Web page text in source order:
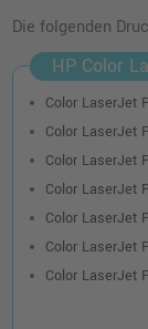
Die folgenden
HP Color
Color LaserJet
Color LaserJet
Color LaserJet
Color LaserJet
Color LaserJet
Color LaserJet
Color LaserJet